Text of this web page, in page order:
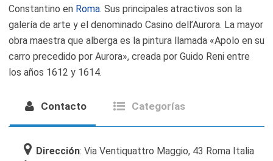
Constantino en Roma. Sus principales atractivos son la
galería de arte y el denominado Casino dell’Aurora. La mayor
obra maestra que alberga es la pintura llamada «Apolo en su
carro precedido por Aurora», creada por Guido Reni entre
los años 1612 y 1614.
Contacto Categorías
Dirección: Via Ventiquattro Maggio, 43 Roma Italia